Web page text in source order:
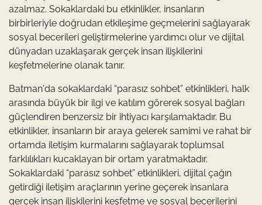
azalmaz. Sokaklardaki bu etkinlikler, insanların
birbirleriyle doğrudan etkileşime geçmelerini sağlayarak
sosyal becerileri geliştirmelerine yardımcı olur ve dijital
dünyadan uzaklaşarak gerçek insan ilişkilerini
keşfetmelerine olanak tanır.
Batman'da sokaklardaki “parasız sohbet” etkinlikleri, halk
arasında büyük bir ilgi ve katılım görerek sosyal bağları
güçlendiren benzersiz bir ihtiyacı karşılamaktadır. Bu
etkinlikler, insanların bir araya gelerek samimi ve rahat bir
ortamda iletişim kurmalarını sağlayarak toplumsal
farklılıkları kucaklayan bir ortam yaratmaktadır.
Sokaklardaki “parasız sohbet” etkinlikleri, dijital çağın
getirdiği iletişim araçlarının yerine geçerek insanlara
gerçek insan ilişkilerini keşfetme ve sosyal becerilerini